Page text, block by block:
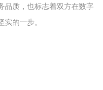
品质，也标志着双方在数字
的一步。